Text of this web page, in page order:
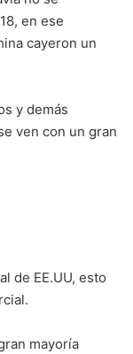
en ese
cayeron un
y demás
ven con un gran
de EE.UU, esto
mayoría